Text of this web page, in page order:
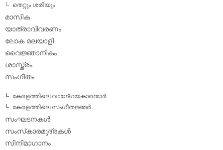
തെറ്റും ശരിയും
മാസിക
യാത്രാവിവരണം
ലോക മലയാളി
വൈജ്ഞാനികം
ശാസ്ത്രം
സംഗീതം
കേരളത്തിലെ വാഗേ്ഗയകാരന്മാര്‍
കേരളത്തിലെ സംഗീതജ്ഞര്‍
സംഘടനകള്‍
സംസ്‌കാരമുദ്രകള്‍
സിനിമാഗാനം